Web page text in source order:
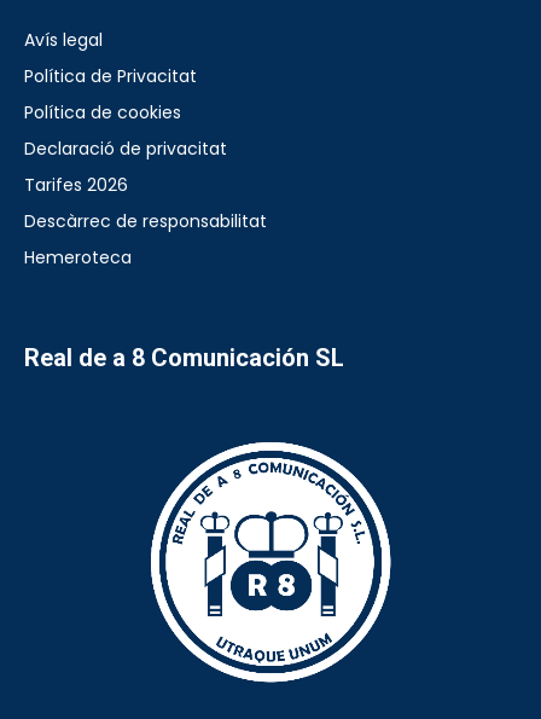
Avís legal
Política de Privacitat
Política de cookies
Declaració de privacitat
Tarifes 2026
Descàrrec de responsabilitat
Hemeroteca
Real de a 8 Comunicación SL